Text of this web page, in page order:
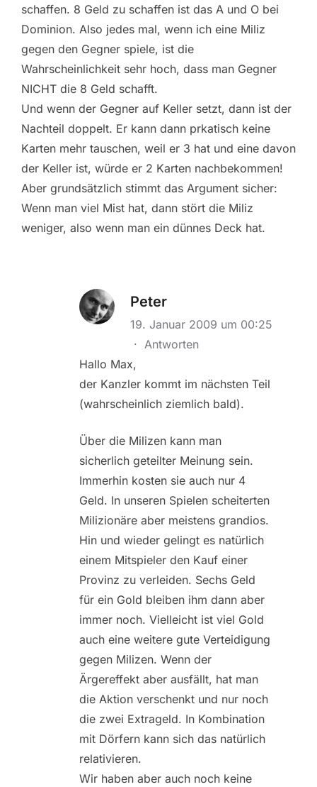
schaffen. 8 Geld zu schaffen ist das A und O bei
Dominion. Also jedes mal, wenn ich eine Miliz
gegen den Gegner spiele, ist die
Wahrscheinlichkeit sehr hoch, dass man Gegner
NICHT die 8 Geld schafft.
Und wenn der Gegner auf Keller setzt, dann ist der
Nachteil doppelt. Er kann dann prkatisch keine
Karten mehr tauschen, weil er 3 hat und eine davon
der Keller ist, würde er 2 Karten nachbekommen!
Aber grundsätzlich stimmt das Argument sicher:
Wenn man viel Mist hat, dann stört die Miliz
weniger, also wenn man ein dünnes Deck hat.
Peter
19. Januar 2009 um 00:25
· Antworten
Hallo Max,
der Kanzler kommt im nächsten Teil
(wahrscheinlich ziemlich bald).
Über die Milizen kann man
sicherlich geteilter Meinung sein.
Immerhin kosten sie auch nur 4
Geld. In unseren Spielen scheiterten
Milizionäre aber meistens grandios.
Hin und wieder gelingt es natürlich
einem Mitspieler den Kauf einer
Provinz zu verleiden. Sechs Geld
für ein Gold bleiben ihm dann aber
immer noch. Vielleicht ist viel Gold
auch eine weitere gute Verteidigung
gegen Milizen. Wenn der
Ärgereffekt aber ausfällt, hat man
die Aktion verschenkt und nur noch
die zwei Extrageld. In Kombination
mit Dörfern kann sich das natürlich
relativieren.
Wir haben aber auch noch keine